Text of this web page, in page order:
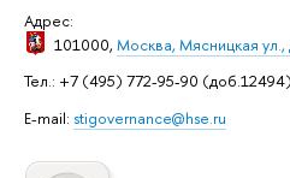
Адрес:
101000, Москва, Мясницкая ул.,
Тел.: +7 (495) 772-95-90 (доб.12494)
E-mail: stigovernance@hse.ru